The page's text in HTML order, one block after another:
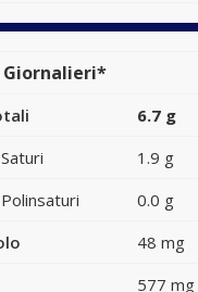
Giornalieri*
6.7 g
1.9 g
0.0 g
48 mg
577 mg